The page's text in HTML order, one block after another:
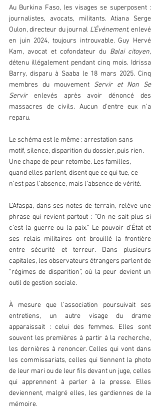
Au Burkina Faso, les visages se superposent :
journalistes, avocats, militants. Atiana Serge
Oulon, directeur du journal L’Événement, enlevé
en juin 2024, toujours introuvable. Guy Hervé
Kam, avocat et cofondateur du Balai citoyen,
détenu illégalement pendant cinq mois. Idrissa
Barry, disparu à Saaba le 18 mars 2025. Cinq
membres du mouvement Servir et Non Se
Servir enlevés après avoir dénoncé des
massacres de civils. Aucun d’entre eux n’a
reparu.
Le schéma est le même : arrestation sans
motif, silence, disparition du dossier, puis rien.
Une chape de peur retombe. Les familles,
quand elles parlent, disent que ce qui tue, ce
n’est pas l’absence, mais l’absence de vérité.
L’Afaspa, dans ses notes de terrain, relève une
phrase qui revient partout : “On ne sait plus si
c’est la guerre ou la paix.” Le pouvoir d’État et
ses relais militaires ont brouillé la frontière
entre sécurité et terreur. Dans plusieurs
capitales, les observateurs étrangers parlent de
“régimes de disparition”, où la peur devient un
outil de gestion sociale.
À mesure que l’association poursuivait ses
entretiens, un autre visage du drame
apparaissait : celui des femmes. Elles sont
souvent les premières à partir à la recherche,
les dernières à renoncer. Celles qui vont dans
les commissariats, celles qui tiennent la photo
de leur mari ou de leur fils devant un juge, celles
qui apprennent à parler à la presse. Elles
deviennent, malgré elles, les gardiennes de la
mémoire.